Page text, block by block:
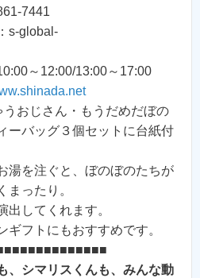
7441
s-global-
～12:00/13:00～17:00
おじさん・もうだめだぼの
ーバッグ３個セットに台紙付
湯を注ぐと、ぼのぼのたちが
まったり。
出してくれます。
ギフトにもおすすめです。
、シマリスくんも、みんな動